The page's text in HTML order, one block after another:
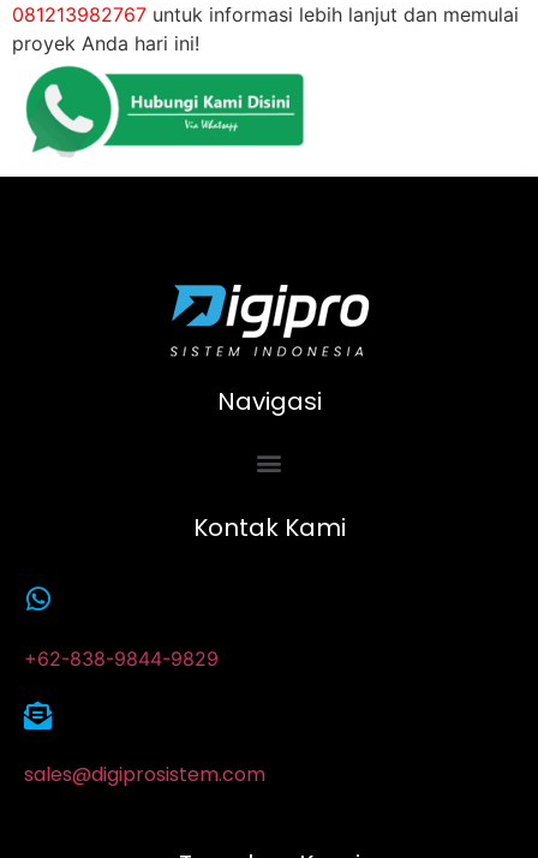
081213982767 untuk informasi lebih lanjut dan memulai
proyek Anda hari ini!
Navigasi
Kontak Kami
+62-838-9844-9829
sales@digiprosistem.com